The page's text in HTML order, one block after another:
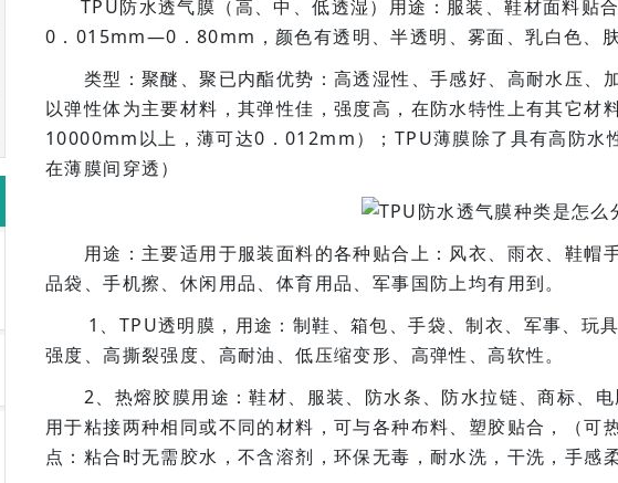
TPU防水透气膜（高、中、低透湿）用途：服装、鞋材面料贴
0．015mm—0．80mm，颜色有透明、半透明、雾面、乳白色、肤
类型：聚醚、聚已内酯优势：高透湿性、手感好、高耐水压、
以弹性体为主要材料，其弹性佳，强度高，在防水特性上有其它材
10000mm以上，薄可达0．012mm）；TPU薄膜除了具有高防水
在薄膜间穿透）
用途：主要适用于服装面料的各种贴合上：风衣、雨衣、鞋帽
品袋、手机擦、休闲用品、体育用品、军事国防上均有用到。
1、TPU透明膜，用途：制鞋、箱包、手袋、制衣、军事、玩
强度、高撕裂强度、高耐油、低压缩变形、高弹性、高软性。
2、热熔胶膜用途：鞋材、服装、防水条、防水拉链、商标、电
用于粘接两种相同或不同的材料，可与各种布料、塑胶贴合，（可
点：粘合时无需胶水，不含溶剂，环保无毒，耐水洗，干洗，手感柔